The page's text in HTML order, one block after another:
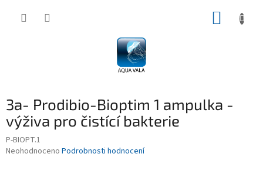
3a- Prodibio-Bioptim 1 ampulka -
výživa pro čistící bakterie
P-BIOPT.1
Průměrné
Neohodnoceno Podrobnosti hodnocení